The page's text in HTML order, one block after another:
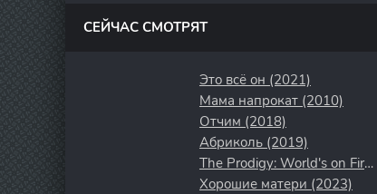
СЕЙЧАС СМОТРЯТ
Это всё он (2021)
Мама напрокат (2010)
Отчим (2018)
Абриколь (2019)
The Prodigy: World's on Fire (2011)
Хорошие матери (2023)